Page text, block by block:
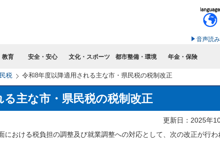
音声読
教育 安全・安心 文化・スポーツ 都市整備・環境 年金・保険
税 令和8年度以降適用される主な市・県民税の税制改正
主な市・県民税の税制改正
更新日：2025年
における税負担の調整及び就業調整への対応として、次の改正が行わ